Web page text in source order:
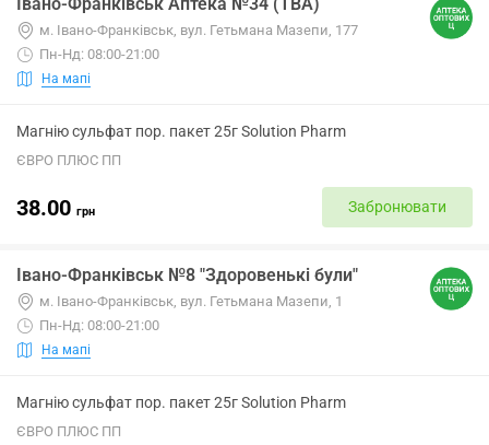
м. Івано-Франківськ, вул. Гетьмана Мазепи, 177
Пн-Нд: 08:00-21:00
На мапі
Магнію сульфат пор. пакет 25г Solution Pharm
ЄВРО ПЛЮС ПП
38.00 грн Забронювати
Івано-Франківськ №8 "Здоровенькі були"
м. Івано-Франківськ, вул. Гетьмана Мазепи, 1
Пн-Нд: 08:00-21:00
На мапі
Магнію сульфат пор. пакет 25г Solution Pharm
ЄВРО ПЛЮС ПП